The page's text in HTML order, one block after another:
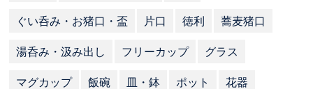
ぐい呑み・お猪口・盃 片口 徳利 蕎麦猪口
湯呑み・汲み出し フリーカップ グラス
マグカップ 飯碗 皿・鉢 ポット 花器